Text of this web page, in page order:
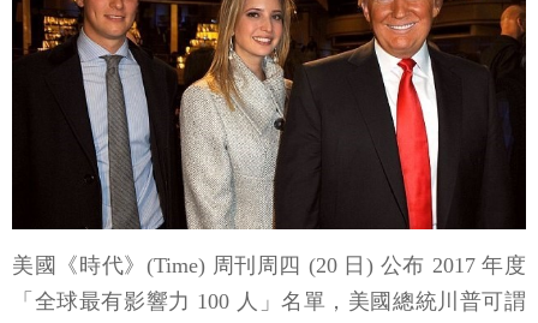
美國《時代》(Time) 周刊周四 (20 日) 公布 2017 年度
「全球最有影響力 100 人」名單，美國總統川普可謂